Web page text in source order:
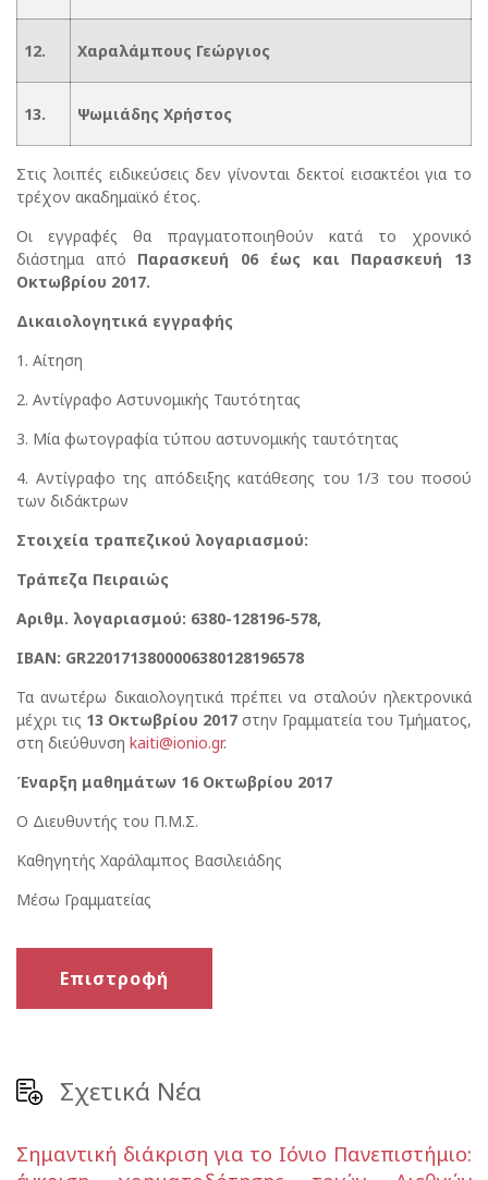
12. Χαραλάμπους Γεώργιος
13. Ψωμιάδης Χρήστος
Στις λοιπές ειδικεύσεις δεν γίνονται δεκτοί εισακτέοι για το
τρέχον ακαδημαϊκό έτος.
Οι εγγραφές θα πραγματοποιηθούν κατά το χρονικό
διάστημα από Παρασκευή 06 έως και Παρασκευή 13
Οκτωβρίου 2017.
Δικαιολογητικά εγγραφής
1. Αίτηση
2. Αντίγραφο Αστυνομικής Ταυτότητας
3. Μία φωτογραφία τύπου αστυνομικής ταυτότητας
4. Αντίγραφο της απόδειξης κατάθεσης του 1/3 του ποσού
των διδάκτρων
Στοιχεία τραπεζικού λογαριασμού:
Τράπεζα Πειραιώς
Αριθμ. λογαριασμού: 6380-128196-578,
ΙΒΑΝ: GR2201713800006380128196578
Τα ανωτέρω δικαιολογητικά πρέπει να σταλούν ηλεκτρονικά
μέχρι τις 13 Οκτωβρίου 2017 στην Γραμματεία του Τμήματος,
στη διεύθυνση kaiti@ionio.gr.
Έναρξη μαθημάτων 16 Οκτωβρίου 2017
Ο Διευθυντής του Π.Μ.Σ.
Καθηγητής Χαράλαμπος Βασιλειάδης
Μέσω Γραμματείας
Επιστροφή
Σχετικά Νέα
Σημαντική διάκριση για το Ιόνιο Πανεπιστήμιο: